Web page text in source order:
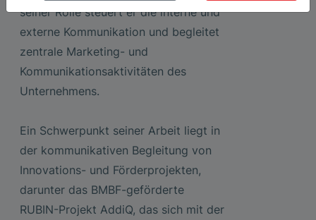
seiner Rolle steuert er die interne und
externe Kommunikation und begleitet
zentrale Marketing- und
Kommunikationsaktivitäten des
Unternehmens.
Ein Schwerpunkt seiner Arbeit liegt in
der kommunikativen Begleitung von
Innovations- und Förderprojekten,
darunter das BMBF-geförderte
RUBIN-Projekt AddiQ, das sich mit der